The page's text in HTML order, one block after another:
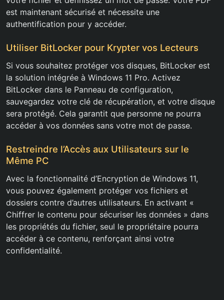
est maintenant sécurisé et nécessite une
authentification pour y accéder.
Utiliser BitLocker pour Krypter vos Lecteurs
Si vous souhaitez protéger vos disques, BitLocker est
la solution intégrée à Windows 11 Pro. Activez
BitLocker dans le Panneau de configuration,
sauvegardez votre clé de récupération, et votre disque
sera protégé. Cela garantit que personne ne pourra
accéder à vos données sans votre mot de passe.
Restreindre l’Accès aux Utilisateurs sur le
Même PC
Avec la fonctionnalité d’Encryption de Windows 11,
vous pouvez également protéger vos fichiers et
dossiers contre d’autres utilisateurs. En activant «
Chiffrer le contenu pour sécuriser les données » dans
les propriétés du fichier, seul le propriétaire pourra
accéder à ce contenu, renforçant ainsi votre
confidentialité.